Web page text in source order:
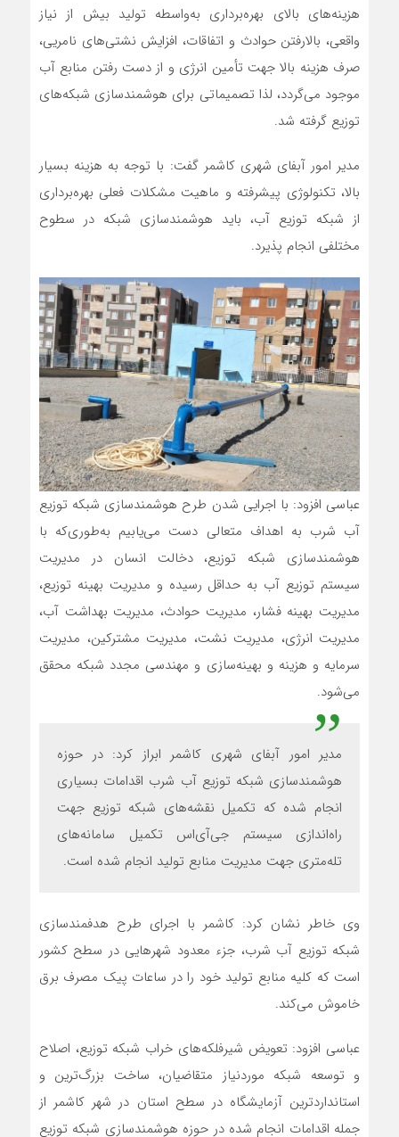
هزینه‌های بالای بهره‌برداری به‌واسطه تولید بیش از نیاز
واقعی، بالارفتن حوادث و اتفاقات، افزایش نشتی‌های نامریی،
صرف هزینه بالا جهت تأمین انرژی و از دست رفتن منابع آب
موجود می‌گردد، لذا تصمیماتی برای هوشمندسازی شبکه‌های
توزیع گرفته شد.
مدیر امور آبفای شهری کاشمر گفت: با توجه به هزینه بسیار
بالا، تکنولوژی پیشرفته و ماهیت مشکلات فعلی بهره‌برداری
از شبکه توزیع آب، باید هوشمندسازی شبکه در سطوح
مختلفی انجام پذیرد.
عباسی افزود: با اجرایی شدن طرح هوشمندسازی شبکه توزیع
آب شرب به اهداف متعالی دست می‌یابیم به‌طوری‌که با
هوشمندسازی شبکه توزیع، دخالت انسان در مدیریت
سیستم توزیع آب به حداقل رسیده و مدیریت بهینه توزیع،
مدیریت بهینه فشار، مدیریت حوادث، مدیریت بهداشت آب،
مدیریت انرژی، مدیریت نشت، مدیریت مشترکین، مدیریت
سرمایه و هزینه و بهینه‌سازی و مهندسی مجدد شبکه محقق
می‌شود.
مدیر امور آبفای شهری کاشمر ابراز کرد: در حوزه
هوشمندسازی شبکه توزیع آب شرب اقدامات بسیاری
انجام شده که تکمیل نقشه‌های شبکه توزیع جهت
راه‌اندازی سیستم جی‌آی‌اس تکمیل سامانه‌های
تله‌متری جهت مدیریت منابع تولید انجام شده است.
وی خاطر نشان کرد: کاشمر با اجرای طرح هدفمندسازی
شبکه توزیع آب شرب، جزء معدود شهرهایی در سطح کشور
است که کلیه منابع تولید خود را در ساعات پیک مصرف برق
خاموش می‌کند.
عباسی افزود: تعویض شیرفلکه‌های خراب شبکه توزیع، اصلاح
و توسعه شبکه موردنیاز متقاضیان، ساخت بزرگ‌ترین و
استانداردترین آزمایشگاه در سطح استان در شهر کاشمر از
جمله اقدامات انجام شده در حوزه هوشمندسازی شبکه توزیع